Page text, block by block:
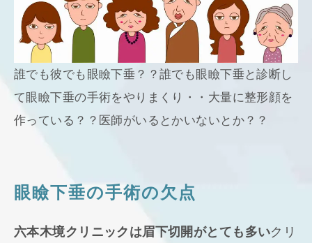
誰でも彼でも眼瞼下垂？？誰でも眼瞼下垂と診断し
て眼瞼下垂の手術をやりまくり・・大量に整形顔を
作っている？？医師がいるとかいないとか？？
眼瞼下垂の手術の欠点
六本木境クリニックは眉下切開がとても多いクリ